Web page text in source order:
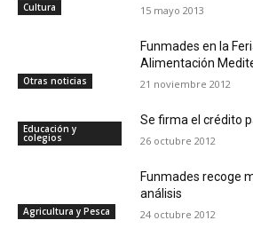
Cultura 15 mayo 2013
Otras noticias
Funmades en la
Alimentación
21 noviembre 2012
Educación y
colegios
Se firma el crédito
26 octubre 2012
Agricultura y Pesca
Funmades recoge
análisis
24 octubre 2012